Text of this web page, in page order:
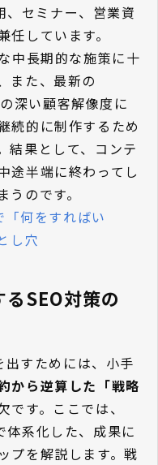
、セミナー、営業資
しています。
中長期的な施策に十
また、最新の
深い顧客解像度に
続的に制作するため
結果として、コンテ
途半端に終わってし
のです。
何をすればい
し穴
SEO対策の
すためには、小手
から逆算した「戦略
です。ここでは、
系化した、成果に
プを解説します。戦